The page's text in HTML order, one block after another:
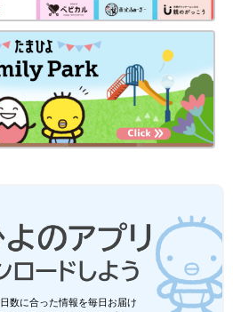
数に合った情報を毎日お届け